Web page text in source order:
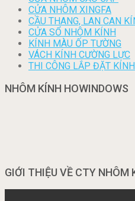
CỬA NHÔM XINGFA
CẦU THANG, LAN CAN
CỬA SỔ NHÔM KÍNH
KÍNH MÀU ỐP TƯỜNG
VÁCH KÍNH CƯỜNG LỰC
THI CÔNG LẮP ĐẶT
NHÔM KÍNH HOWINDOWS
GIỚI THIỆU VỀ CTY NHÔM